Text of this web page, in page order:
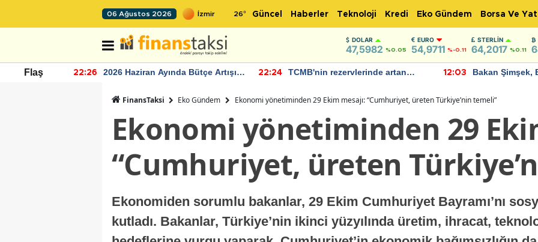
06 Ağustos 2026 26° Güncel Haberler Teknoloji Kredi Eko Gündem Borsa Ve
DOLAR
47,5982 %0.05
EURO
54,9711 %-0.11
STERLIN
64,2017 %0.11
Flaş 22:26
2026 Haziran Ayında Bütçe Artışı
22:24
TCMB'nin rezervlerinde artan
12:03
Bakan Şimşek,
FinansTaksi Eko Gündem Ekonomi yönetiminden 29 Ekim mesajı: “Cumhuriyet, üreten Türkiye’nin temeli”
Ekonomi yönetiminden 29
“Cumhuriyet, üreten
Ekonomiden sorumlu bakanlar, 29 Ekim Cumhuriyet Bayramı’nı
kutladı. Bakanlar, Türkiye’nin ikinci yüzyılında üretim, ihracat,